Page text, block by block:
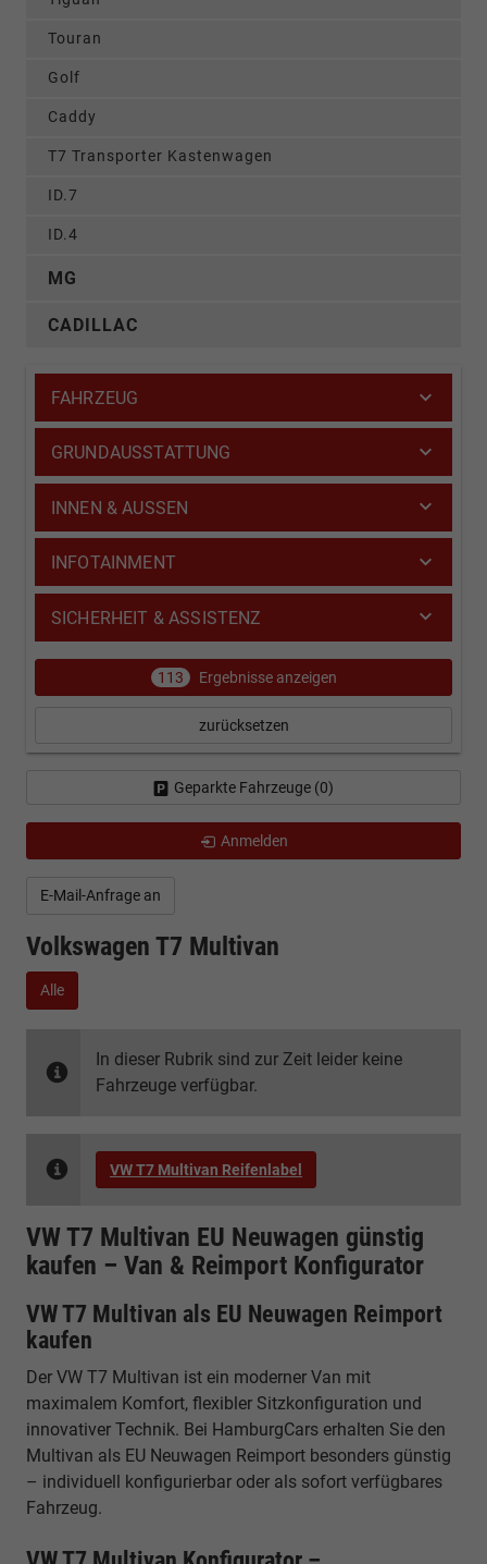
E-Mail-Anfrage an
Volkswagen T7 Multivan
Alle
In dieser Rubrik sind zur Zeit leider keine
Fahrzeuge verfügbar.
VW T7 Multivan Reifenlabel
VW T7 Multivan EU Neuwagen günstig
kaufen – Van & Reimport Konfigurator
VW T7 Multivan als EU Neuwagen Reimport
kaufen
Der VW T7 Multivan ist ein moderner Van mit
maximalem Komfort, flexibler Sitzkonfiguration und
innovativer Technik. Bei HamburgCars erhalten Sie den
Multivan als EU Neuwagen Reimport besonders günstig
– individuell konfigurierbar oder als sofort verfügbares
Fahrzeug.
Touran
Golf
Caddy
T7 Transporter Kastenwagen
ID.7
ID.4
MG
CADILLAC
FAHRZEUG
GRUNDAUSSTATTUNG
INNEN & AUSSEN
INFOTAINMENT
SICHERHEIT & ASSISTENZ
113 Ergebnisse anzeigen
zurücksetzen
Geparkte Fahrzeuge (0)
Anmelden